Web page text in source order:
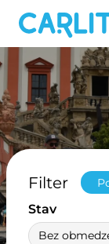
Filter
Stav
Bez